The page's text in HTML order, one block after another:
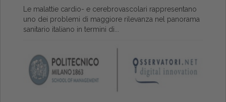
Le malattie cardio- e cerebrovascolari rappresentano
uno dei problemi di maggiore rilevanza nel panorama
sanitario italiano in termini di...